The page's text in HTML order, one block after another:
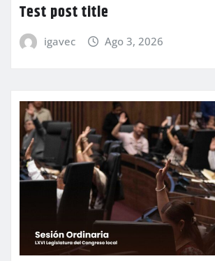
Test post title
igavec Ago 3, 2026